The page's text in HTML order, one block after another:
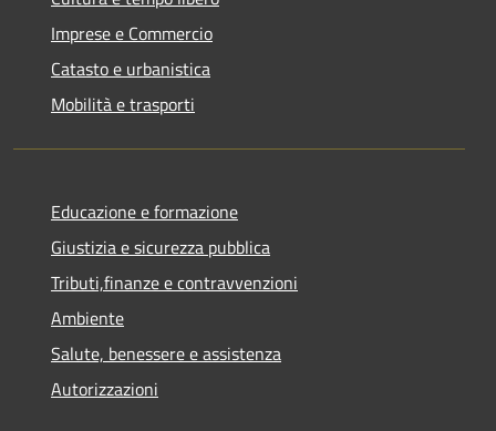
Imprese e Commercio
Catasto e urbanistica
Mobilità e trasporti
Educazione e formazione
Giustizia e sicurezza pubblica
Tributi,finanze e contravvenzioni
Ambiente
Salute, benessere e assistenza
Autorizzazioni